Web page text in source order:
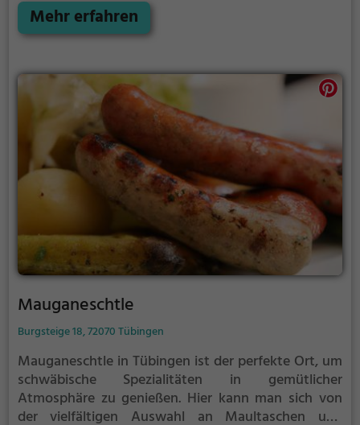
Angebot an Speisen reicht von leckeren Kuchen bis
hin zu köstlichem Frühstück und fusionierter Küche.
Entspannen ein und lässt einen den Alltag für einen
Moment vergessen. Hier kann man die Vielfalt der
Geschmäcker und Aromen entdecken und sich von
der professionellen und freundlichen Bedienung
verwöhnen lassen. Tauche ein in die Welt von
Bartista und erlebe einen unvergesslichen Abend in
angenehmer Gesellschaft.
Mehr erfahren
Mauganeschtle
Burgsteige 18, 72070 Tübingen
Mauganeschtle in Tübingen ist der perfekte Ort, um
schwäbische Spezialitäten in gemütlicher
Atmosphäre zu genießen. Hier kann man sich von
der vielfältigen Auswahl an Maultaschen und